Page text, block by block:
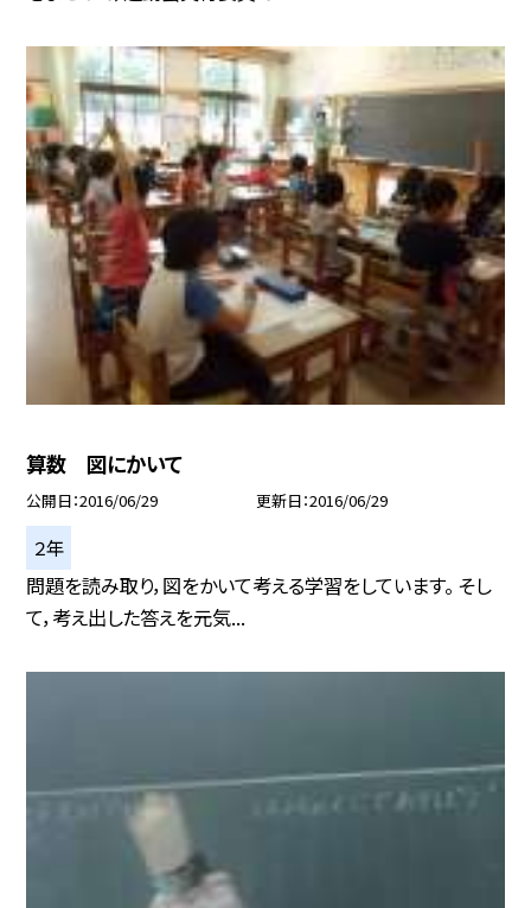
算数 図にかいて
公開日 2016/06/29 更新日 2016/06/29
２年
問題を読み取り，図をかいて考える学習をしています。 そし
て，考え出した答えを元気...